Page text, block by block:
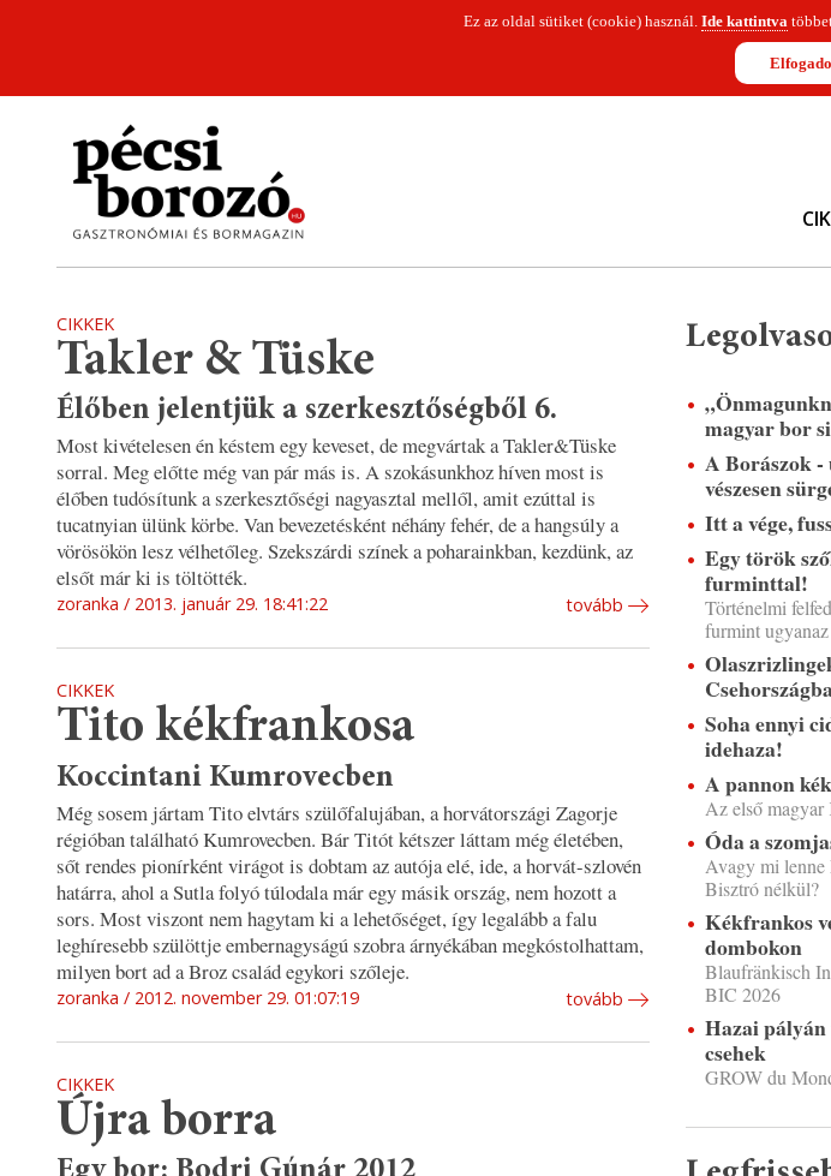
Ez az oldal sütiket (cookie) használ. Ide kattintva
CIKKEK
Takler & Tüske
Élőben jelentjük a szerkesztőségből 6.
Most kivételesen én késtem egy keveset, de megvártak a Takler&Tüske
sorral. Meg előtte még van pár más is. A szokásunkhoz híven most is
élőben tudósítunk a szerkesztőségi nagyasztal mellől, amit ezúttal is
tucatnyian ülünk körbe. Van bevezetésként néhány fehér, de a hangsúly a
vörösökön lesz vélhetőleg. Szekszárdi színek a poharainkban, kezdünk, az
elsőt már ki is töltötték.
zoranka 2013. január 29. 18:41:22 tovább
CIKKEK
Tito kékfrankosa
Koccintani Kumrovecben
Még sosem jártam Tito elvtárs szülőfalujában, a horvátországi Zagorje
régióban található Kumrovecben. Bár Titót kétszer láttam még életében,
sőt rendes pionírként virágot is dobtam az autója elé, ide, a horvát-szlovén
határra, ahol a Sutla folyó túlodala már egy másik ország, nem hozott a
sors. Most viszont nem hagytam ki a lehetőséget, így legalább a falu
leghíresebb szülöttje embernagyságú szobra árnyékában megkóstolhattam,
milyen bort ad a Broz család egykori szőleje.
zoranka 2012. november 29. 01:07:19 tovább
CIKKEK
Újra borra
magyar bor
A Borászok
vészesen
Itt a vége,
Egy török
furminttal!
Történelmi
furmint
Soha ennyi
idehaza!
A pannon
Az első
Óda a
Avagy mi lenne
Bisztró nélkül?
Kékfrankos
dombokon
Blaufränkisch
BIC 2026
Hazai
csehek
GROW du